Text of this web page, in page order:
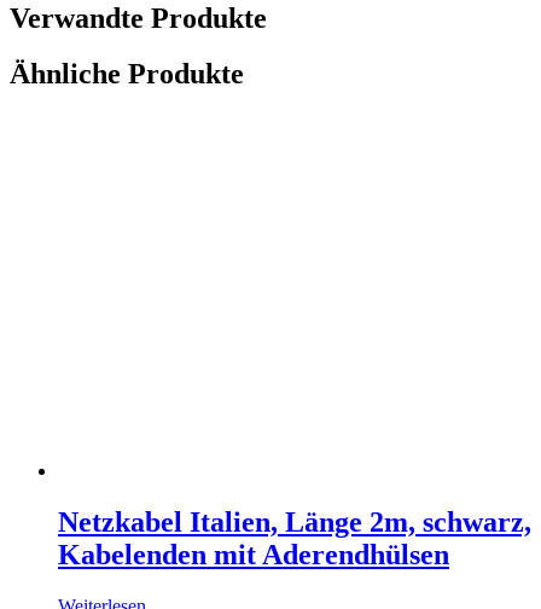
Verwandte Produkte
Ähnliche Produkte
Netzkabel Italien, Länge 2m, schwarz,
Kabelenden mit Aderendhülsen